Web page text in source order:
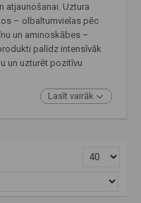
atjaunošanai. Uztura
– olbaltumvielas pēc
un aminoskābes –
palīdz intensīvāk
un uzturēt pozitīvu
Lasīt vairāk